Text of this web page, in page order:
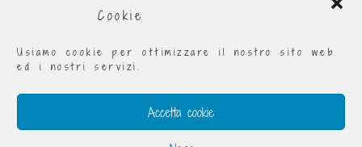
Cookie
Usiamo cookie per ottimizzare il nostro sito web
ed i nostri servizi.
Accetta cookie